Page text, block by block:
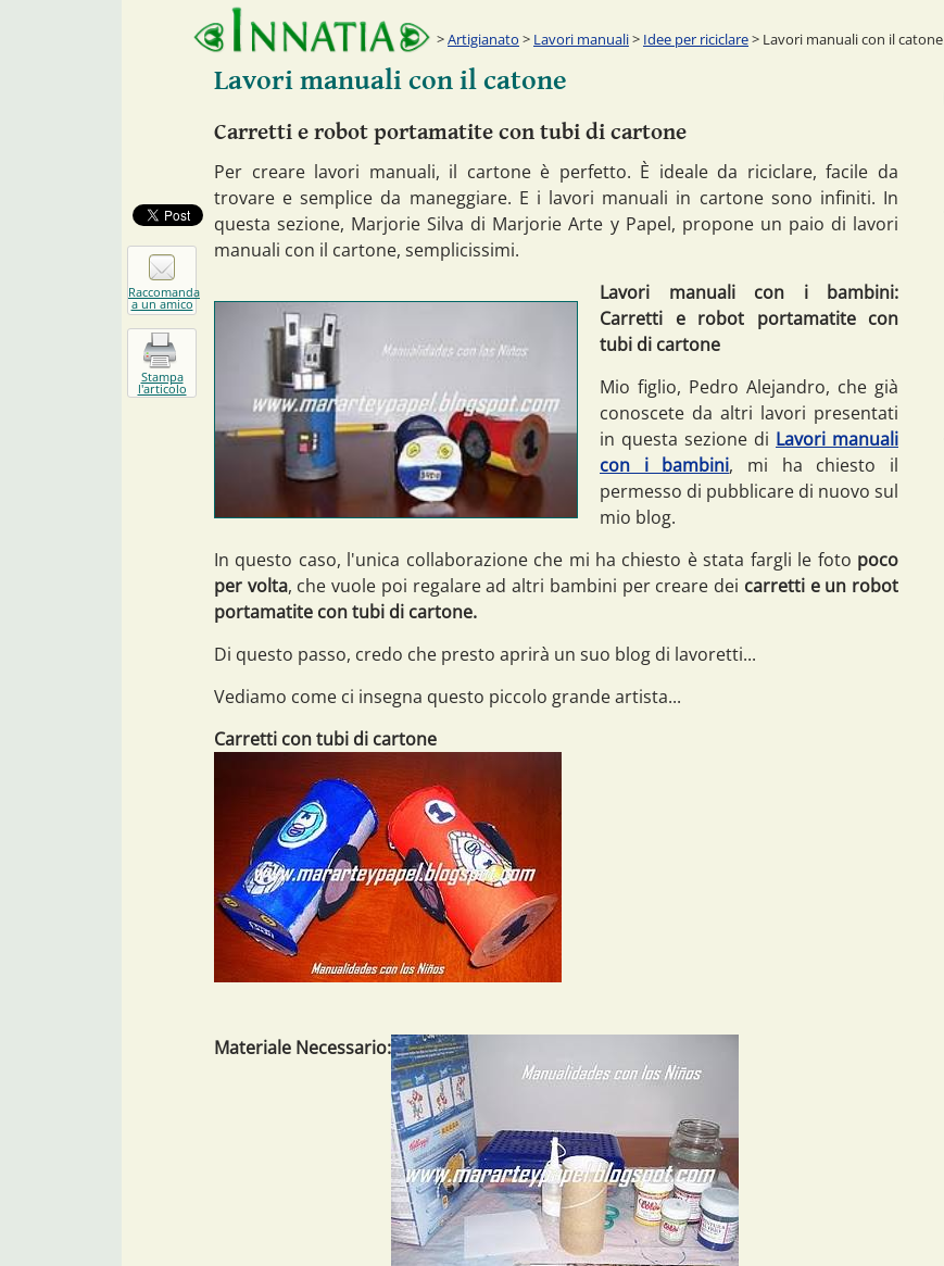
Artigianato > Lavori manuali> Idee per riciclare> Lavori manuali con il catone
Lavori manuali con il catone
Carretti e robot portamatite con tubi di cartone
Per creare lavori manuali, il cartone è perfetto. È ideale da riciclare, facile da
trovare e semplice da maneggiare. E i lavori manuali in cartone sono infiniti. In
questa sezione, Marjorie Silva di Marjorie Arte y Papel, propone un paio di lavori
manuali con il cartone, semplicissimi.
Lavori manuali con i bambini:
Carretti e robot portamatite con
tubi di cartone
Mio figlio, Pedro Alejandro, che già
conoscete da altri lavori presentati
in questa sezione di Lavori manuali
con i bambini, mi ha chiesto il
permesso di pubblicare di nuovo sul
mio blog.
In questo caso, l'unica collaborazione che mi ha chiesto è stata fargli le foto poco
per volta, che vuole poi regalare ad altri bambini per creare dei carretti e un robot
portamatite con tubi di cartone.
Di questo passo, credo che presto aprirà un suo blog di lavoretti...
Vediamo come ci insegna questo piccolo grande artista...
Carretti con tubi di cartone
Materiale Necessario:
Raccomanda
a un amico
Stampa
l'articolo